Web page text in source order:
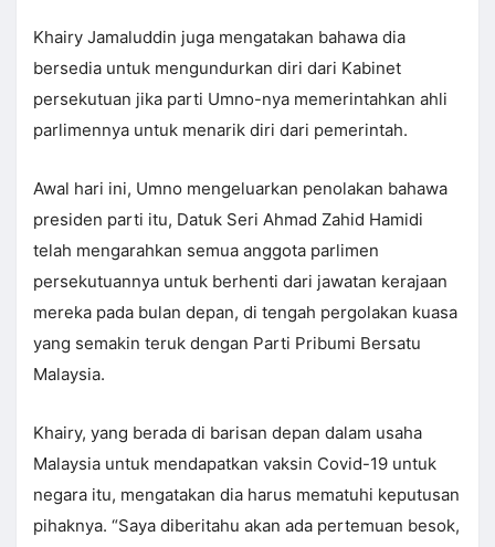
Khairy Jamaluddin juga mengatakan bahawa dia
bersedia untuk mengundurkan diri dari Kabinet
persekutuan jika parti Umno-nya memerintahkan ahli
parlimennya untuk menarik diri dari pemerintah.
Awal hari ini, Umno mengeluarkan penolakan bahawa
presiden parti itu, Datuk Seri Ahmad Zahid Hamidi
telah mengarahkan semua anggota parlimen
persekutuannya untuk berhenti dari jawatan kerajaan
mereka pada bulan depan, di tengah pergolakan kuasa
yang semakin teruk dengan Parti Pribumi Bersatu
Malaysia.
Khairy, yang berada di barisan depan dalam usaha
Malaysia untuk mendapatkan vaksin Covid-19 untuk
negara itu, mengatakan dia harus mematuhi keputusan
pihaknya. “Saya diberitahu akan ada pertemuan besok,